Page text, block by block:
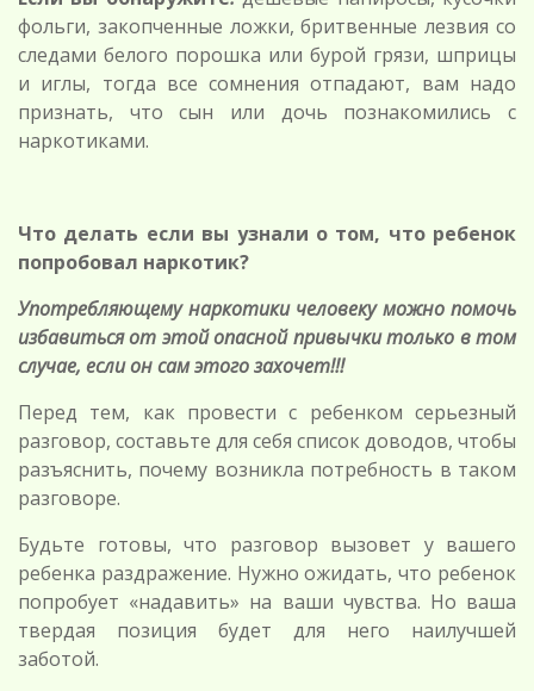
фольги, закопченные ложки, бритвенные лезвия со
следами белого порошка или бурой грязи, шприцы
и иглы, тогда все сомнения отпадают, вам надо
признать, что сын или дочь познакомились с
наркотиками.
Что делать если вы узнали о том, что ребенок
попробовал наркотик?
Употребляющему наркотики человеку можно помочь
избавиться от этой опасной привычки только в том
случае, если он сам этого захочет!!!
Перед тем, как провести с ребенком серьезный
разговор, составьте для себя список доводов, чтобы
разъяснить, почему возникла потребность в таком
разговоре.
Будьте готовы, что разговор вызовет у вашего
ребенка раздражение. Нужно ожидать, что ребенок
попробует «надавить» на ваши чувства. Но ваша
твердая позиция будет для него наилучшей
заботой.